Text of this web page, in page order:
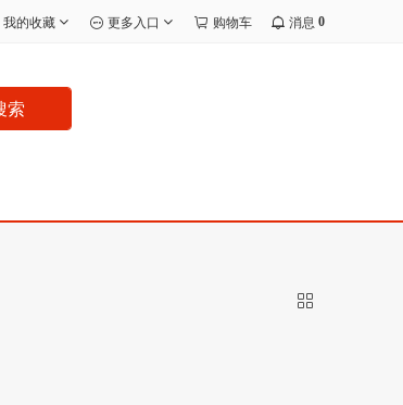
我的收藏 更多入口 购物车 消息 0
索